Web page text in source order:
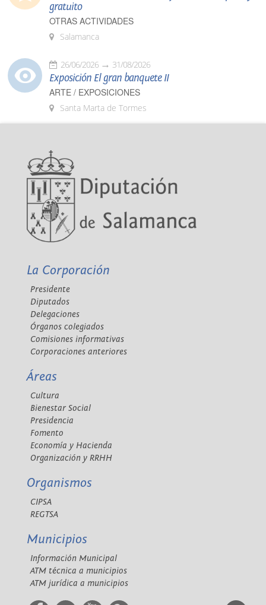
gratuito
OTRAS ACTIVIDADES
Salamanca
26/06/2026 31/08/2026
Exposición El gran banquete II
ARTE / EXPOSICIONES
Santa Marta de Tormes
La Corporación
Presidente
Diputados
Delegaciones
Órganos colegiados
Comisiones informativas
Corporaciones anteriores
Áreas
Cultura
Bienestar Social
Presidencia
Fomento
Economía y Hacienda
Organización y RRHH
Organismos
CIPSA
REGTSA
Municipios
Información Municipal
ATM técnica a municipios
ATM jurídica a municipios